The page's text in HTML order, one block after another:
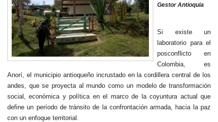
Gestor Antioquia
Si existe un
laboratorio para el
posconflicto en
Colombia, es
Anorí, el municipio antioqueño incrustado en la cordillera central de los
andes, que se proyecta al mundo como un modelo de transformación
social, económica y política en el marco de la coyuntura actual que
define un período de tránsito de la confrontación armada, hacia la paz
con un enfoque territorial.